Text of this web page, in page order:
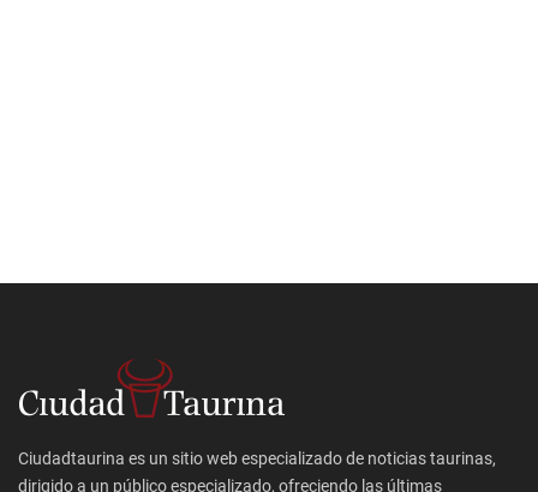
Ciudadtaurina es un sitio web especializado de noticias taurinas,
dirigido a un público especializado, ofreciendo las últimas